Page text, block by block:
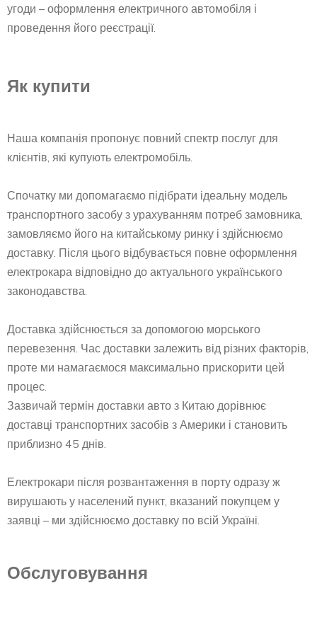
угоди – оформлення електричного автомобіля і
проведення його реєстрації.
Як купити
Наша компанія пропонує повний спектр послуг для
клієнтів, які купують електромобіль.
Спочатку ми допомагаємо підібрати ідеальну модель
транспортного засобу з урахуванням потреб замовника,
замовляємо його на китайському ринку і здійснюємо
доставку. Після цього відбувається повне оформлення
електрокара відповідно до актуального українського
законодавства.
Доставка здійснюється за допомогою морського
перевезення. Час доставки залежить від різних факторів,
проте ми намагаємося максимально прискорити цей
процес.
Зазвичай термін доставки авто з Китаю дорівнює
доставці транспортних засобів з Америки і становить
приблизно 45 днів.
Електрокари після розвантаження в порту одразу ж
вирушають у населений пункт, вказаний покупцем у
заявці – ми здійснюємо доставку по всій Україні.
Обслуговування